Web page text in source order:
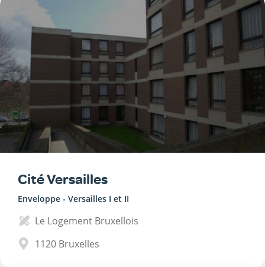
Cité Versailles
Enveloppe - Versailles I et II
Le Logement Bruxellois
1120 Bruxelles